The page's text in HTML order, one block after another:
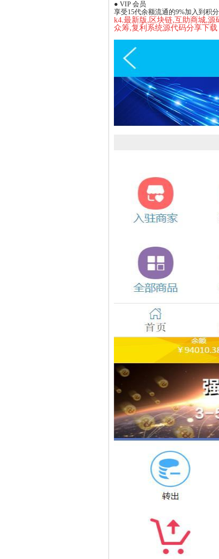
● VIP 会员
享受15代余额流通的9%加入到积
k4.最新版,区块链,互助商城,
众筹,复利系统源代码分享下载